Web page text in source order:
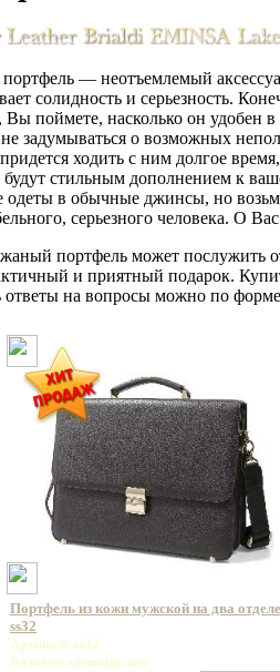
— неотъемлемый
солидность и серьезность.
Вы поймете, насколько он удобен
задумываться о возможных
ходить с ним долгое
стильным дополнением к
одеты в обычные джинсы, но
серьезного человека. О
портфель может послужить
и приятный подарок.
на вопросы можно по
Портфель из кожи мужской на два
ss32
Артикул: ss32
Базовая единица: шт